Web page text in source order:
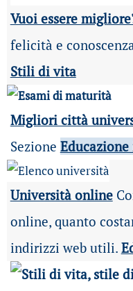
Vuoi essere
felicità e
Stili di vita
Migliori città
Sezione
Università online
online, quanto
indirizzi web utili.